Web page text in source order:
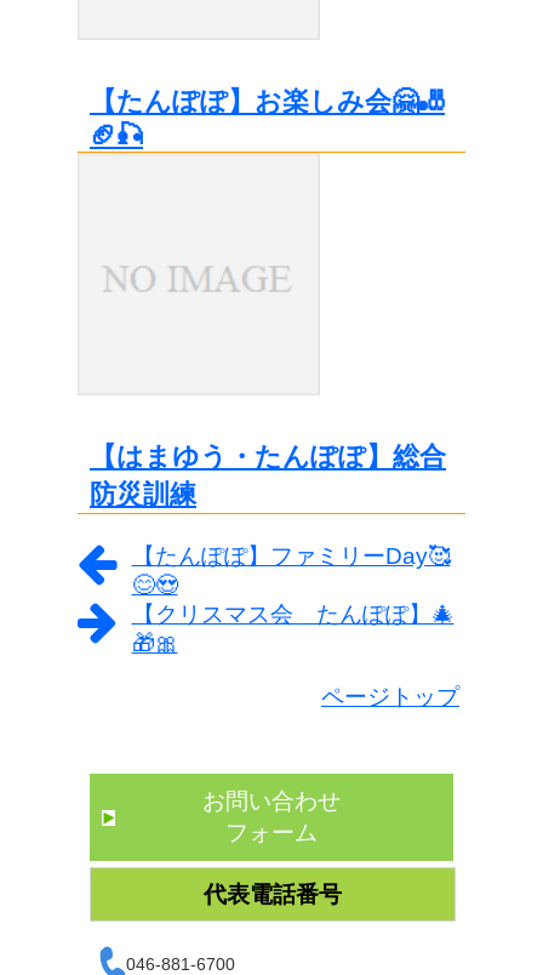
【たんぽぽ】お楽しみ会🤗🎳
🏈🎣
【はまゆう・たんぽぽ】総合
防災訓練
【たんぽぽ】ファミリーDay🥰
😊😍
【クリスマス会 たんぽぽ】🎄
🎁🎀
ページトップ
お問い合わせ
フォーム
代表電話番号
046-881-6700